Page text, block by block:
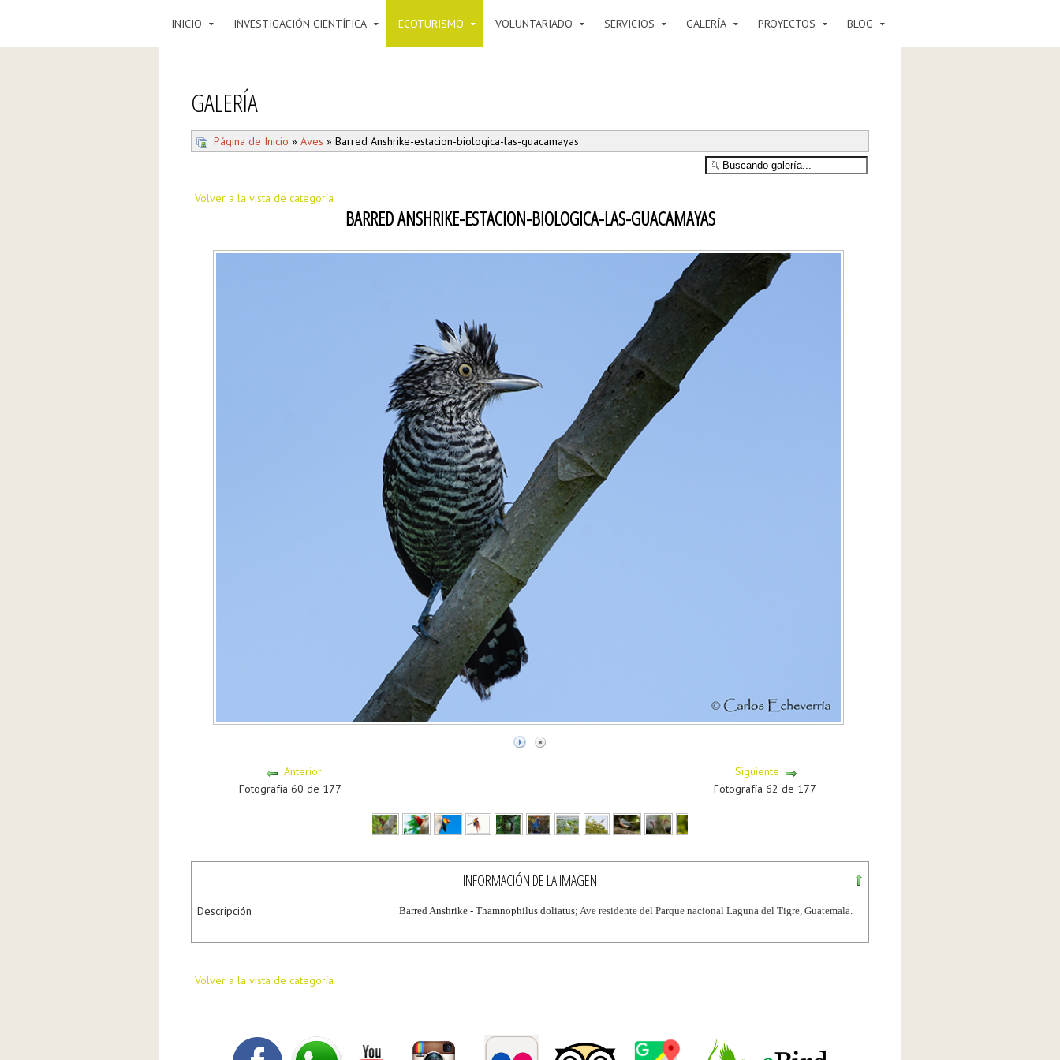
INICIO INVESTIGACIÓN CIENTÍFICA ECOTURISMO VOLUNTARIADO SERVICIOS GALERÍA PROYECTOS BLOG
GALERÍA
Página de Inicio » Aves » Barred Anshrike-estacion-biologica-las-guacamayas
Volver a la vista de categoría
BARRED ANSHRIKE-ESTACION-BIOLOGICA-LAS-GUACAMAYAS
Anterior
Fotografía 60 de 177
Siguiente
Fotografía 62 de 177
INFORMACIÓN DE LA IMAGEN
Descripción Barred Anshrike - Thamnophilus doliatus; Ave residente del Parque nacional Laguna del Tigre, Guatemala.
Volver a la vista de categoría